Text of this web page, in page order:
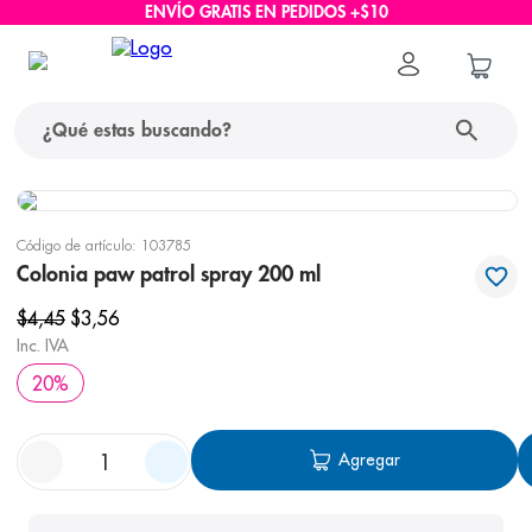
ENVÍO GRATIS EN PEDIDOS +$10
Código de artículo: 103785
Colonia paw patrol spray 200 ml
$4,45 $3,56
Inc. IVA
20%
Agregar
términos más buscados
1. protector solar
2. pañales
3.
4. cerave
5. nivea
bioderma